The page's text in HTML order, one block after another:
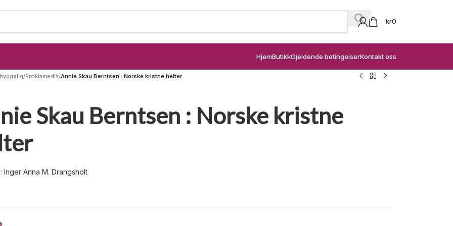
kr0
HjemButikkGjeldende betingelserKontakt oss
/Proklamedia/Annie Skau Berntsen : Norske kristne helter
Skau Berntsen : Norske kristne
Inger Anna M. Drangsholt